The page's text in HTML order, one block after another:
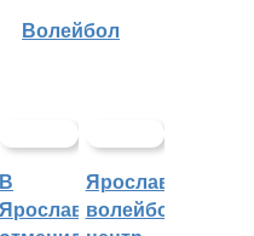
Волейбол
В
Ярославле
Ярославский
волейбольный